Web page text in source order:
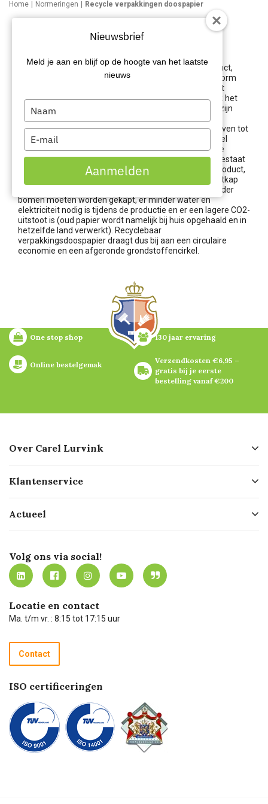
Home Normeringen Recycle verpakkingen doospapier
doospapier
Wanneer u bovenstaande afbeelding ziet bij een product,
betekent dit dat de verpakking van het product, in de vorm
van een doos of box, recyclebaar is. Sterker nog, u kunt
recycleverpakkingendoospapier hergebruiken (gebruik het
bijvoorbeeld voor retourneren of maak er in het magazijn
opvulmateriaal van), composteren (maak er een
voedingsbodem van) of recyclen (verwerk het in bedrijven tot
verschillende eindproducten, zoals schrijfpapier). Zowel
papier als karton hebben namelijk dezelfde organische
grondstof: hout. Om specifieker te zijn, de grondstof bestaat
uit houtvezels. En hout is een volledig hernieuwbaar product,
maar door de stijgende vraag naar hout neemt de houtkap
toe. Papier- en kartonrecycling zorgt ervoor dat er minder
bomen moeten worden gekapt, er minder water en
elektriciteit nodig is tijdens de productie en er een lagere CO2-
uitstoot is (oud papier wordt namelijk bij huis opgehaald en in
hetzelfde land verwerkt). Recyclebaar
verpakkingsdoospapier draagt dus bij aan een circulaire
economie en een afgeronde grondstoffencirkel.
One stop shop 130 jaar ervaring
Online bestelgemak
Verzendkosten €6,95 –
gratis bij je eerste
bestelling vanaf €200
Over Carel Lurvink
Geschiedenis
Missie
Werken bij Carel Lurvink
MVO
Klantenservice
Bezorgen
Mijn Carel Lurvink
Mijn Carel Lurvink instructievideo's
Carel Lurvink App
Hulp op afstand
Technische dienst
Recycle programma
Betalen
Actueel
Innovation LAB
Tevreden klanten
Carel Lurvink Blog
Carel de podcast
Volg ons via social!
Locatie en contact
Ma. t/m vr. : 8:15 tot 17:15 uur
Contact
ISO certificeringen
Nieuwsbrief
Meld je aan en blijf op de hoogte van het laatste
nieuws
Type
your
name
Type
your
email
Aanmelden